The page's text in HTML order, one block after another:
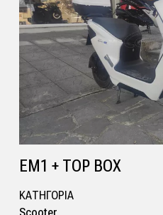
EM1 + TOP BOX
ΚΑΤΗΓΟΡΙΑ